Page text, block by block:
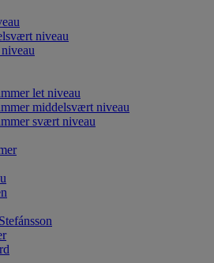
niveau
let niveau
middelsvært niveau
svært niveau